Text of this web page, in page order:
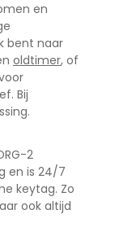
en
bent naar
oldtimer, of
Bij
2
en is 24/7
keytag. Zo
ook altijd